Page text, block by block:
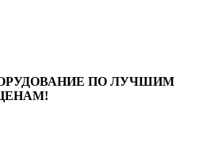
ПО ЛУЧШИМ